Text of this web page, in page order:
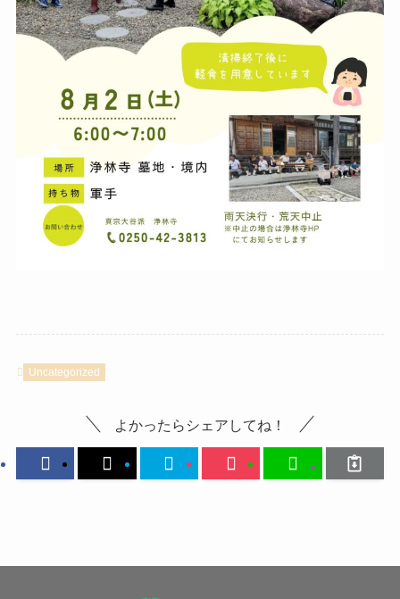
Uncategorized
よかったらシェアしてね！